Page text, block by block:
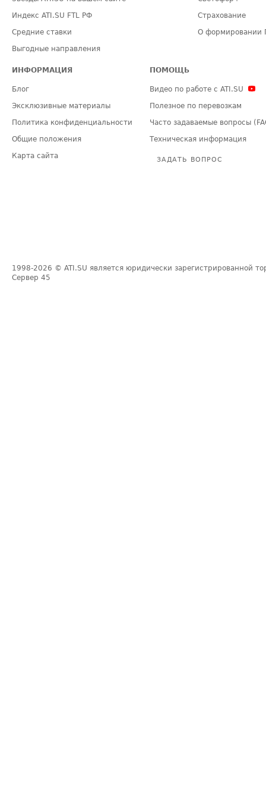
Индекс ATI.SU FTL РФ
Средние ставки
Выгодные направления
Страхование
О формировании
ИНФОРМАЦИЯ
Блог
Эксклюзивные материалы
Политика конфиденциальности
Общие положения
Карта сайта
ПОМОЩЬ
Видео по работе с ATI.SU
Полезное по перевозкам
Часто задаваемые вопросы
Техническая информация
ЗАДАТЬ ВОПРОС
1998-2026 © ATI.SU является юридически зарегистрированной
Сервер 45